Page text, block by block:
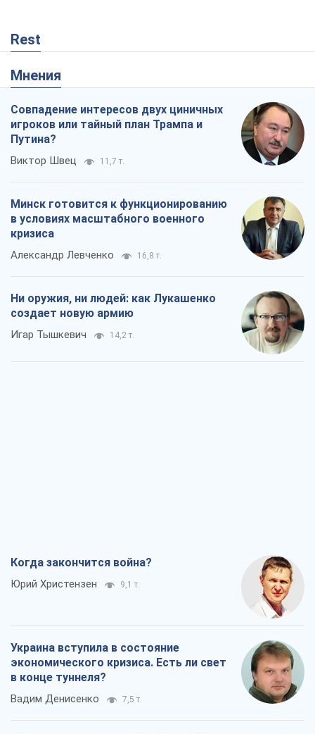
Rest
Мнения
Совпадение интересов двух циничных
игроков или тайный план Трампа и
Путина?
Виктор Швец 11,7 т.
Минск готовится к функционированию
в условиях масштабного военного
кризиса
Александр Левченко 16,8 т.
Ни оружия, ни людей: как Лукашенко
создает новую армию
Игар Тышкевич 14,2 т.
Когда закончится война?
Юрий Христензен 9,1 т.
Украина вступила в состояние
экономического кризиса. Есть ли свет
в конце туннеля?
Вадим Денисенко 7,5 т.